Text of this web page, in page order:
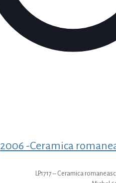
2006 -Ceramica
LP.1717 – Ceramica